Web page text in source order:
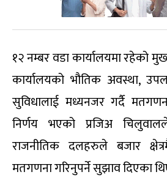
१२ नम्बर वडा कार्यालयमा रहेको
कार्यालयको भौतिक अवस्था,
सुविधालाई मध्यनजर गर्दै
निर्णय भएको प्रजिअ
राजनीतिक दलहरुले बजार
मतगणना गरिनुपर्ने सुझाव दिएका